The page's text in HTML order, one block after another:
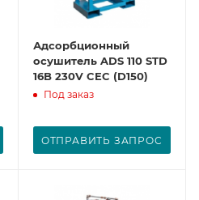
Адсорбционный
осушитель ADS 110 STD
16B 230V CEC (D150)
Под заказ
ОТПРАВИТЬ ЗАПРОС